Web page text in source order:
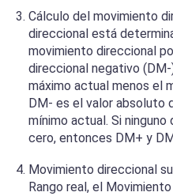
Cálculo del movimiento
direccional está
movimiento direccional
direccional negativo
máximo actual menos el
DM- es el valor absoluto
mínimo actual. Si
cero, entonces DM+ y
Movimiento direccional
Rango real, el